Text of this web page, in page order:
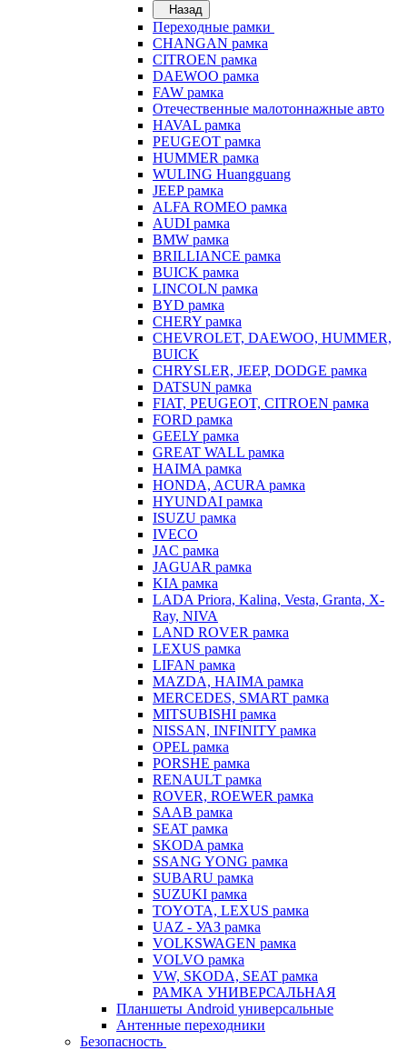
Назад
Переходные рамки
CHANGAN рамка
CITROEN рамка
DAEWOO рамка
FAW рамка
Отечественные малотоннажные авто
HAVAL рамка
PEUGEOT рамка
HUMMER рамка
WULING Huangguang
JEEP рамка
ALFA ROMEO рамка
AUDI рамка
BMW рамка
BRILLIANCE рамка
BUICK рамка
LINCOLN рамка
BYD рамка
CHERY рамка
CHEVROLET, DAEWOO, HUMMER,
BUICK
CHRYSLER, JEEP, DODGE рамка
DATSUN рамка
FIAT, PEUGEOT, CITROEN рамка
FORD рамка
GEELY рамка
GREAT WALL рамка
HAIMA рамка
HONDA, ACURA рамка
HYUNDAI рамка
ISUZU рамка
IVECO
JAC рамка
JAGUAR рамка
KIA рамка
LADA Priora, Kalina, Vesta, Granta, X-
Ray, NIVA
LAND ROVER рамка
LEXUS рамка
LIFAN рамка
MAZDA, HAIMA рамка
MERCEDES, SMART рамка
MITSUBISHI рамка
NISSAN, INFINITY рамка
OPEL рамка
PORSHE рамка
RENAULT рамка
ROVER, ROEWER рамка
SAAB рамка
SEAT рамка
SKODA рамка
SSANG YONG рамка
SUBARU рамка
SUZUKI рамка
TOYOTA, LEXUS рамка
UAZ - УАЗ рамка
VOLKSWAGEN рамка
VOLVO рамка
VW, SKODA, SEAT рамка
РАМКА УНИВЕРСАЛЬНАЯ
Планшеты Android универсальные
Антенные переходники
Безопасность